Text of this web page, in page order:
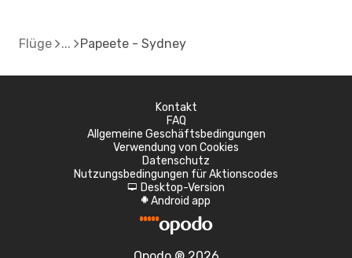
Flüge Papeete - Sydney
Kontakt
FAQ
Allgemeine Geschäftsbedingungen
Verwendung von Cookies
Datenschutz
Nutzungsbedingungen für Aktionscodes
d Desktop-Version
A Android app